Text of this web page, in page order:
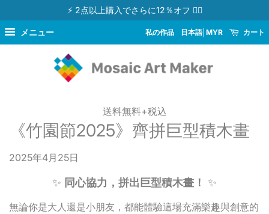
⚡ 2点以上購入でさらに12％オフ 👉🏻
メニュー 私の作品 日本語 MYR カート
送料無料+税込
《竹園節2025》齊拼巨型積木畫
2025年4月25日
✨ 同心協力，拼出巨型積木畫！ ✨
無論你是大人還是小朋友，都能體驗這場充滿樂趣與創意的